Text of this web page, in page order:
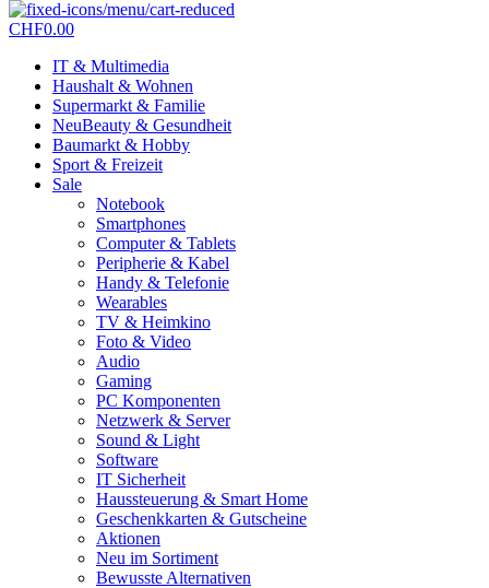
CHF0.00
IT & Multimedia
Haushalt & Wohnen
Supermarkt & Familie
NeuBeauty & Gesundheit
Baumarkt & Hobby
Sport & Freizeit
Sale
Notebook
Smartphones
Computer & Tablets
Peripherie & Kabel
Handy & Telefonie
Wearables
TV & Heimkino
Foto & Video
Audio
Gaming
PC Komponenten
Netzwerk & Server
Sound & Light
Software
IT Sicherheit
Haussteuerung & Smart Home
Geschenkkarten & Gutscheine
Aktionen
Neu im Sortiment
Bewusste Alternativen